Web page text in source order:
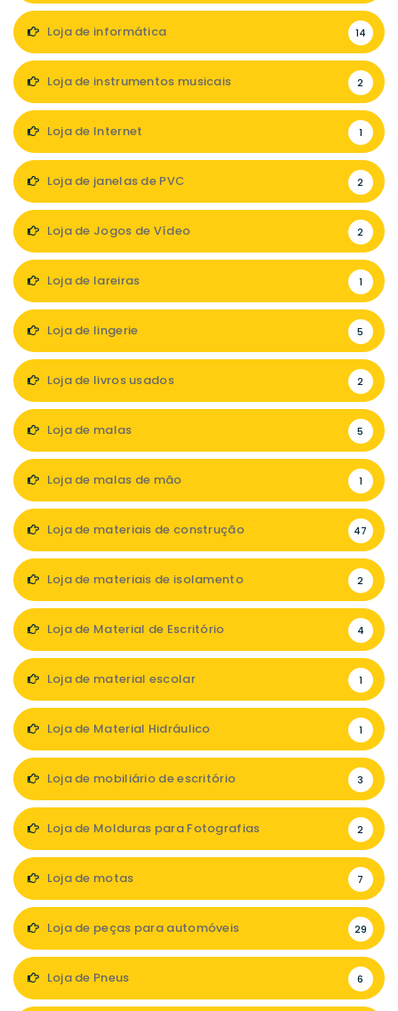
Loja de informática 14
Loja de instrumentos musicais 2
Loja de Internet 1
Loja de janelas de PVC 2
Loja de Jogos de Vídeo 2
Loja de lareiras 1
Loja de lingerie 5
Loja de livros usados 2
Loja de malas 5
Loja de malas de mão 1
Loja de materiais de construção 47
Loja de materiais de isolamento 2
Loja de Material de Escritório 4
Loja de material escolar 1
Loja de Material Hidráulico 1
Loja de mobiliário de escritório 3
Loja de Molduras para Fotografias 2
Loja de motas 7
Loja de peças para automóveis 29
Loja de Pneus 6